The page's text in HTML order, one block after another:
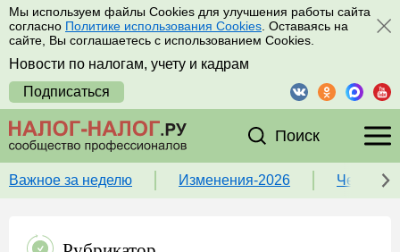
Мы используем файлы Cookies для улучшения работы сайта
согласно Политике использования Cookies . Оставаясь на
сайте, Вы соглашаетесь с использованием Cookies.
Новости по налогам, учету и кадрам
Подписаться
Поиск
Важное за неделю Изменения-2026 Чек-